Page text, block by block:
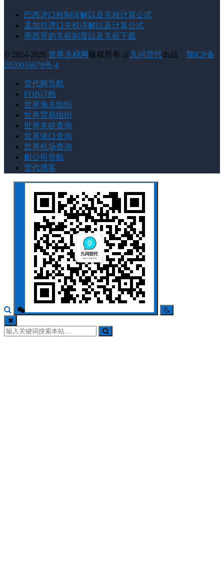
巴西进口税制详解以及关税计算公式
孟加拉进口关税详解以及计算公式
墨西哥的关税制度以及关税下载
© 2024-2026 世界关税网 版权所有.@九问货代出品 鄂ICP备
2020016679号-4
货代网导航
FOB订舱
世界海关组织
世界贸易组织
世界关税查询
世界港口查询
世界机场查询
船公司导航
货代博客